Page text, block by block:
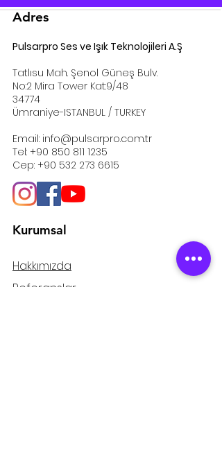
Adres
Pulsarpro Ses ve Işık Teknolojileri A.Ş
Tatlısu Mah. Şenol Güneş Bulv.
No:2 Mira Tower Kat:9/48
34774
Ümraniye-ISTANBUL / TURKEY
Email: info@pulsarpro.com.tr
Tel: +90 850 811 1235
Cep: +90 532 273 6615
Kurumsal
Hakkımızda
Referanslar